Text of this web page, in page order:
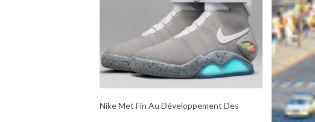
Nike Met Fin Au Développement Des